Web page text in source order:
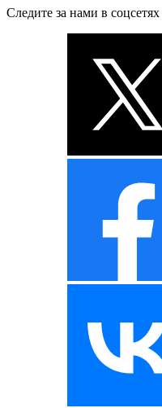
Следите за нами в соцсетях